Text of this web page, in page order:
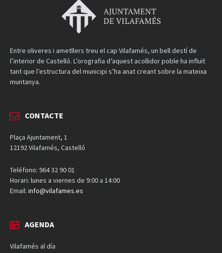
Entre oliveres i ametllers treu el cap Vilafamés, un bell destí de
l’interior de Castelló. L’orografia d’aquest acollidor poble ha influït
tant que l’estructura del municipi s’ha anat creant sobre la mateixa
muntanya.
CONTACTE
Plaça Ajuntament, 1
12192 Vilafamés, Castelló
Teléfono: 964 32 90 01
Horari: lunes a viernes de 9:00 a 14:00
Email: info@vilafames.es
AGENDA
Vilafamés al día